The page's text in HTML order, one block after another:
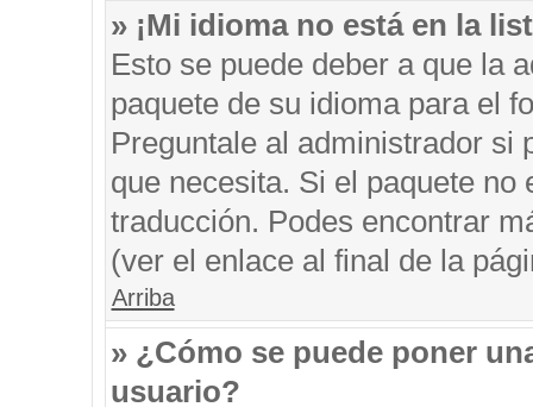
» ¡Mi idioma no está en la
Esto se puede deber a que la
paquete de su idioma para el
Preguntale al administrador si
que necesita. Si el paquete
traducción. Podes encontrar
(ver el enlace al final de la
Arriba
» ¿Cómo se puede poner
usuario?